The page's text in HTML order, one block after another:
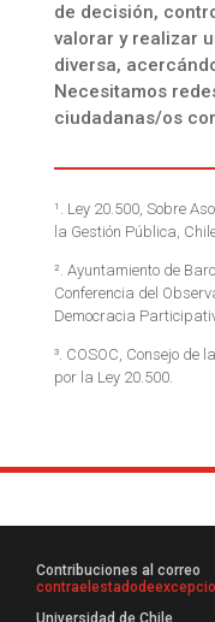
de decisión,
valorar y realizar
diversa,
Necesitamos
ciudadanas/os
¹. Ley 20.500, Sobre
la Gestión Pública,
². Ayuntamiento de
Conferencia del
Democracia
³. COSOC, Consejo de
por la Ley 20.500.
Contribuciones al correo
Universidad de Chile